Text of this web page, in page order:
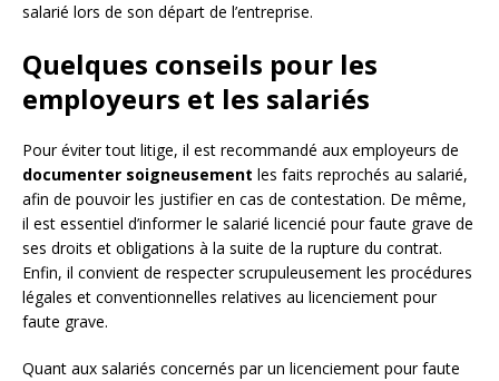
salarié lors de son départ de l’entreprise.
Quelques conseils pour les
employeurs et les salariés
Pour éviter tout litige, il est recommandé aux employeurs de
documenter soigneusement les faits reprochés au salarié,
afin de pouvoir les justifier en cas de contestation. De même,
il est essentiel d’informer le salarié licencié pour faute grave de
ses droits et obligations à la suite de la rupture du contrat.
Enfin, il convient de respecter scrupuleusement les procédures
légales et conventionnelles relatives au licenciement pour
faute grave.
Quant aux salariés concernés par un licenciement pour faute